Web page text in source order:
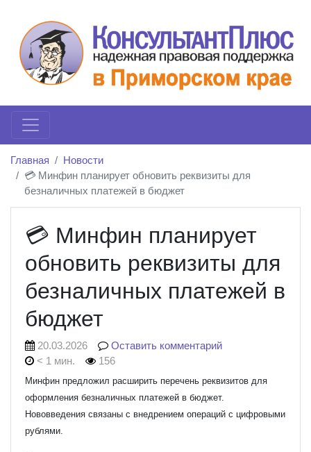
Главная
Новости
💳 Минфин планирует обновить реквизиты для
безналичных платежей в бюджет
💳 Минфин планирует
обновить реквизиты для
безналичных платежей в
бюджет
20.03.2026
Оставить комментарий
< 1 мин.
156
Минфин предложил расширить перечень реквизитов для
оформления безналичных платежей в бюджет.
Нововведения связаны с внедрением операций с цифровыми
рублями.